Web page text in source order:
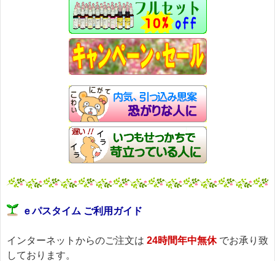
ｅパスタイム ご利用ガイド
インターネットからのご注文は 24時間年中無休でお承り致
しております。